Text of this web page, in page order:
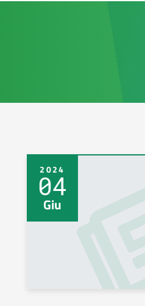
2024
04
Giu